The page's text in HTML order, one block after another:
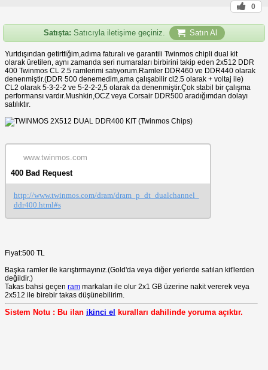
0
Satışta: Satıcıyla iletişime geçiniz. Satın Al
Yurtdışından getirttiğim,adıma faturalı ve garantili Twinmos chipli dual kit
olarak üretilen, aynı zamanda seri numaraları birbirini takip eden 2x512 DDR
400 Twinmos CL 2.5 ramlerimi satıyorum.Ramler DDR460 ve DDR440 olarak
denenmiştir.(DDR 500 denemedim,ama çalışabilir cl2.5 olarak + voltaj ile)
CL2 olarak 5-3-2-2 ve 5-2-2-2,5 olarak da denenmiştir.Çok stabil bir çalışma
performansı vardır.Mushkin,OCZ veya Corsair DDR500 aradığımdan dolayı
satılıktır.
www.twinmos.com
400 Bad Request
http://www.twinmos.com/dram/dram_p_dt_dualchannel_
ddr400.html#s
Fiyat:500 TL
Başka ramler ile karıştırmayınız.(Gold'da veya diğer yerlerde satılan kit'lerden
değildir.)
Takas bahsi geçen ram markaları ile olur 2x1 GB üzerine nakit vererek veya
2x512 ile birebir takas düşünebilirim.
Sistem Notu : Bu ilan ikinci el kuralları dahilinde yoruma açıktır.